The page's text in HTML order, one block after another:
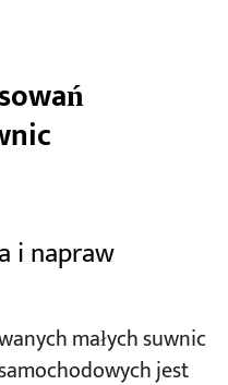
i napraw
małych suwnic
jest